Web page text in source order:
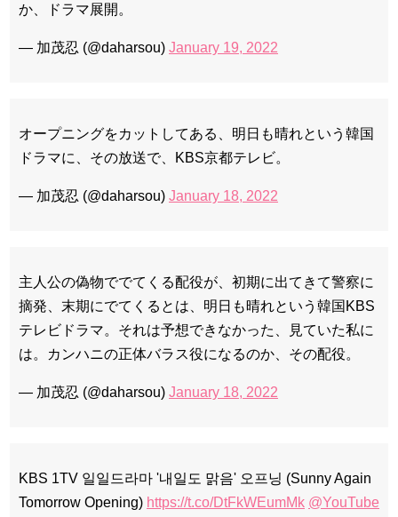
YUCHUN ♥ LOVE 15 「成均館 5話」
리고 그려도 (Miss You In My Heart)
か、ドラマ展開。
— 加茂忍 (@daharsou) January 19, 2022
オープニングをカットしてある、明日も晴れという韓国
ドラマに、その放送で、KBS京都テレビ。
— 加茂忍 (@daharsou) January 18, 2022
主人公の偽物ででてくる配役が、初期に出てきて警察に
摘発、末期にでてくるとは、明日も晴れという韓国KBS
テレビドラマ。それは予想できなかった、見ていた私に
は。カンハニの正体バラス役になるのか、その配役。
— 加茂忍 (@daharsou) January 18, 2022
KBS 1TV 일일드라마 '내일도 맑음' 오프닝 (Sunny Again
Tomorrow Opening) https://t.co/DtFkWEumMk @YouTube